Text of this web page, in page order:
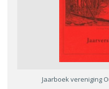
Jaarboek vereniging